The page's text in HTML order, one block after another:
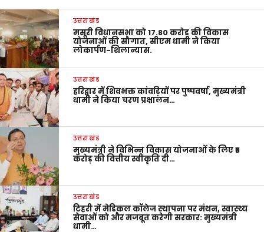
उत्तराखंड
मसूरी विधानसभा को 17.80 करोड़ की विकास
योजनाओं की सौगात, सीएम धामी ने किया
लोकार्पण-शिलान्यास.
उत्तराखंड
हरिद्वार में शिवभक्त कांवड़ियों पर पुष्पवर्षा, मुख्यमंत्री
धामी ने किया चरण प्रक्षालन…
उत्तराखंड
मुख्यमंत्री ने विभिन्न विकास योजनाओं के लिए ₹5
करोड़ की वित्तीय स्वीकृति दी…
उत्तराखंड
टिहरी में मेडिकल कॉलेज स्थापना पर मंथन, स्वास्थ्य
सेवाओं को और मजबूत करेगी सरकार: मुख्यमंत्री
धामी…